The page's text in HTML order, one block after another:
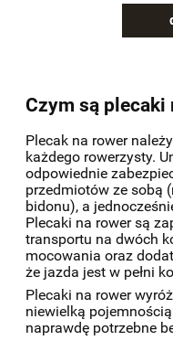
Czym są plecaki
Plecak na rower
każdego rowerzysty.
odpowiednie
przedmiotów ze sobą
bidonu), a
Plecaki na rower są
transportu na dwóch
mocowania oraz
że jazda jest w pełni
Plecaki na rower
niewielką
naprawdę potrzebne